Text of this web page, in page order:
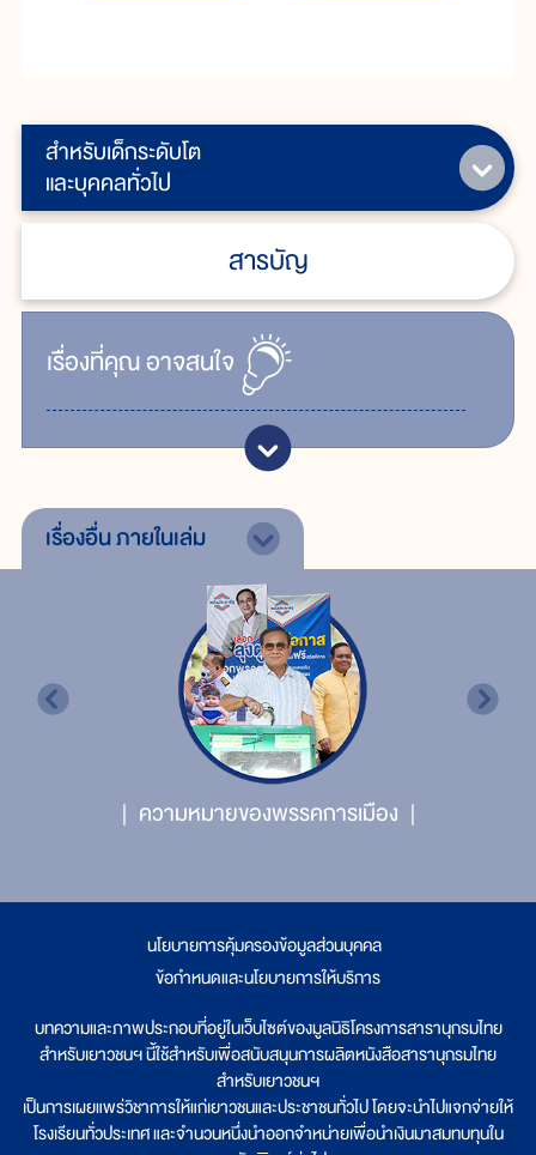
สำหรับเด็กระดับโต
และบุคคลทั่วไป
สารบัญ
เรื่ิองที่คุณอาจสนใจ
เรื่องอื่นภายในเล่ม
ความหมายของพรรคการเมือง
นโยบายการคุ้มครองข้อมูลส่วนบุคคล
ข้อกำหนดและนโยบายการให้บริการ
บทความและภาพประกอบที่อยู่ในเว็บไซต์ของมูลนิธิโครงการสารานุกรมไทย
สำหรับเยาวชนฯ นี้ใช้สำหรับเพื่อสนับสนุนการผลิตหนังสือสารานุกรมไทย
สำหรับเยาวชนฯ
เป็นการเผยแพร่วิชาการให้แก่เยาวชนและประชาชนทั่วไป โดยจะนำไปแจกจ่ายให้
โรงเรียนทั่วประเทศ และจำนวนหนึ่งนำออกจำหน่ายเพื่อนำเงินมาสมทบทุนใน